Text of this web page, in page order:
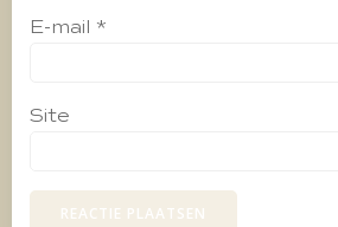
E-mail *
Site